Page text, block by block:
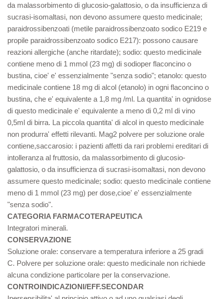
da malassorbimento di glucosio-galattosio, o da insufficienza di
sucrasi-isomaltasi, non devono assumere questo medicinale;
paraidrossibenzoati (metile paraidrossibenzoato sodico E219 e
propile paraidrossibenzoato sodico E217): possono causare
reazioni allergiche (anche ritardate); sodio: questo medicinale
contiene meno di 1 mmol (23 mg) di sodioper flaconcino o
bustina, cioe' e' essenzialmente "senza sodio"; etanolo: questo
medicinale contiene 18 mg di alcol (etanolo) in ogni flaconcino o
bustina, che e' equivalente a 1,8 mg /ml. La quantita' in ognidose
di questo medicinale e' equivalente a meno di 0,2 ml di vino
0,5ml di birra. La piccola quantita' di alcol in questo medicinale
non produrra' effetti rilevanti. Mag2 polvere per soluzione orale
contiene,saccarosio: i pazienti affetti da rari problemi ereditari di
intolleranza al fruttosio, da malassorbimento di glucosio-
galattosio, o da insufficienza di sucrasi-isomaltasi, non devono
assumere questo medicinale; sodio: questo medicinale contiene
meno di 1 mmol (23 mg) per dose,cioe' e' essenzialmente
"senza sodio".
CATEGORIA FARMACOTERAPEUTICA
Integratori minerali.
CONSERVAZIONE
Soluzione orale: conservare a temperatura inferiore a 25 gradi
C. Polvere per soluzione orale: questo medicinale non richiede
alcuna condizione particolare per la conservazione.
CONTROINDICAZIONI/EFF.SECONDAR